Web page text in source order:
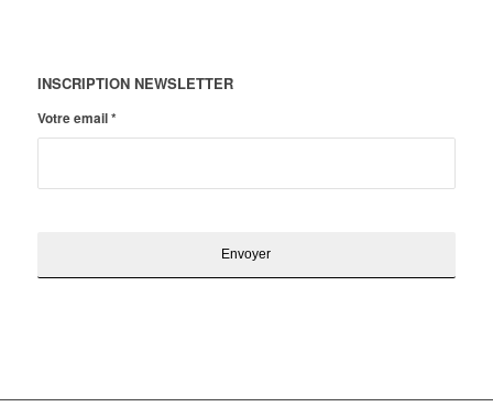
INSCRIPTION NEWSLETTER
Votre email*